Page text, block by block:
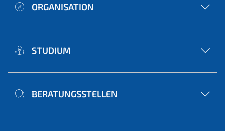
ORGANISATION
STUDIUM
BERATUNGSSTELLEN